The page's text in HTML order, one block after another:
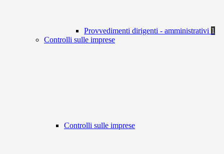
Provvedimenti dirigenti - amministrativi 1
Controlli sulle imprese
Controlli sulle imprese